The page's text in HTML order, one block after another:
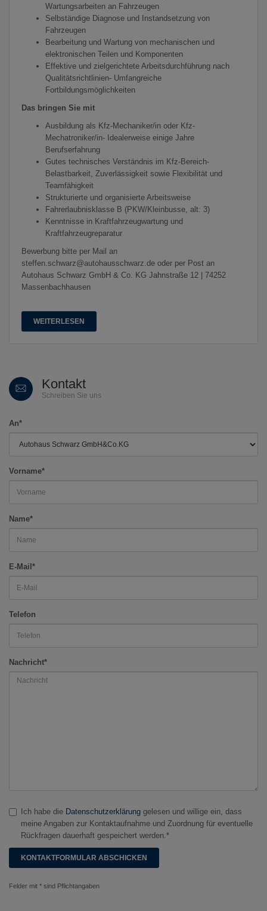
Wartungsarbeiten an Fahrzeugen
Selbständige Diagnose und Instandsetzung von
Fahrzeugen
Bearbeitung und Wartung von mechanischen und
elektronischen Teilen und Komponenten
Effektive und zielgerichtete Arbeitsdurchführung nach
Qualitätsrichtlinien- Umfangreiche
Fortbildungsmöglichkeiten
Das bringen Sie mit
Ausbildung als Kfz-Mechaniker/in oder Kfz-
Mechatroniker/in- Idealerweise einige Jahre
Berufserfahrung
Gutes technisches Verständnis im Kfz-Bereich-
Belastbarkeit, Zuverlässigkeit sowie Flexibilität und
Teamfähigkeit
Strukturierte und organisierte Arbeitsweise
Fahrerlaubnisklasse B (PKW/Kleinbusse, alt: 3)
Kenntnisse in Kraftfahrzeugwartung und
Kraftfahrzeugreparatur
Bewerbung bitte per Mail an
steffen.schwarz@autohausschwarz.de oder per Post an
Autohaus Schwarz GmbH & Co. KG Jahnstraße 12 | 74252
Massenbachhausen
WEITERLESEN
Kontakt
Schreiben Sie uns
An*
Vorname*
Name*
E-Mail*
Telefon
Nachricht*
Ich habe die Datenschutzerklärung gelesen und willige ein, dass
meine Angaben zur Kontaktaufnahme und Zuordnung für eventuelle
Rückfragen dauerhaft gespeichert werden.*
Felder mit * sind Pflichtangaben